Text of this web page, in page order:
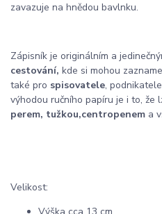
zavazuje na hnědou bavlnku.
Zápisník je originálním a
cestování, kde si mohou
také pro spisovatele,
výhodou ručního papíru je i to, že
perem, tužkou,centropenem a
Velikost: